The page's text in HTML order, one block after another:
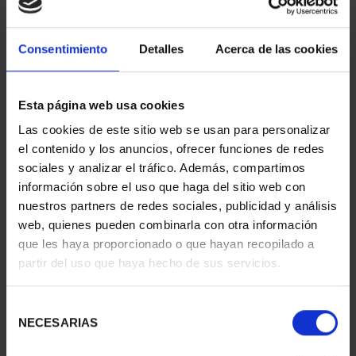
Consentimiento Detalles Acerca de las cookies
Esta página web usa cookies
Las cookies de este sitio web se usan para personalizar
el contenido y los anuncios, ofrecer funciones de redes
sociales y analizar el tráfico. Además, compartimos
información sobre el uso que haga del sitio web con
nuestros partners de redes sociales, publicidad y análisis
web, quienes pueden combinarla con otra información
que les haya proporcionado o que hayan recopilado a
partir del uso que haya hecho de sus servicios.
NECESARIAS
SUBSCRIPTION
CAPITALS OF SPAIN 1
€949.00
Only for registered users
SUBSCRIPTION
CAPITALS OF SPAIN 2
€949.00
Only for registered users